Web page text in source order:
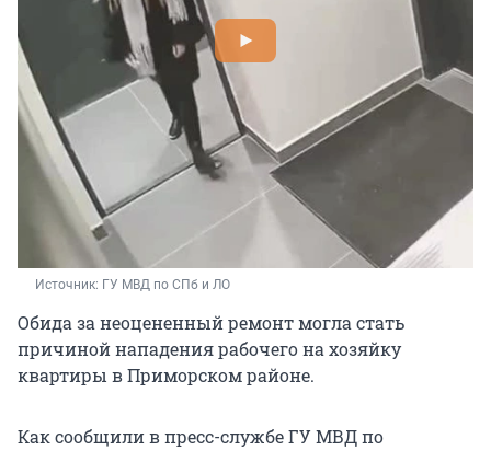
Источник: ГУ МВД по СПб и ЛО
Обида за неоцененный ремонт могла стать
причиной нападения рабочего на хозяйку
квартиры в Приморском районе.
Как сообщили в пресс-службе ГУ МВД по